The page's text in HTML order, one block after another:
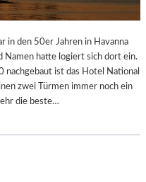
in den 50er Jahren in Havanna
Namen hatte logiert sich dort ein.
ist das Hotel National
zwei Türmen immer noch ein
die beste…